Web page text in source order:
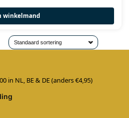
winkelmand
in NL, BE & DE (anders €4,95)